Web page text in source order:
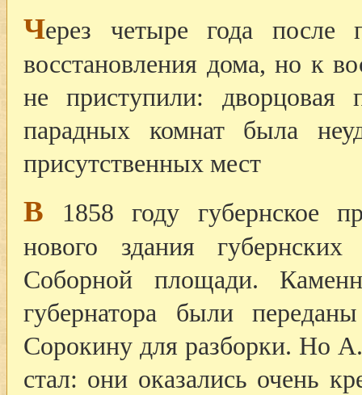
Через четыре года после
восстановления дома, но к
не приступили: дворцовая
парадных комнат была
присутственных мест
В 1858 году губернское
нового здания
Соборной площади.
губернатора были
Сорокину для разборки. Но
стал: они оказались очень